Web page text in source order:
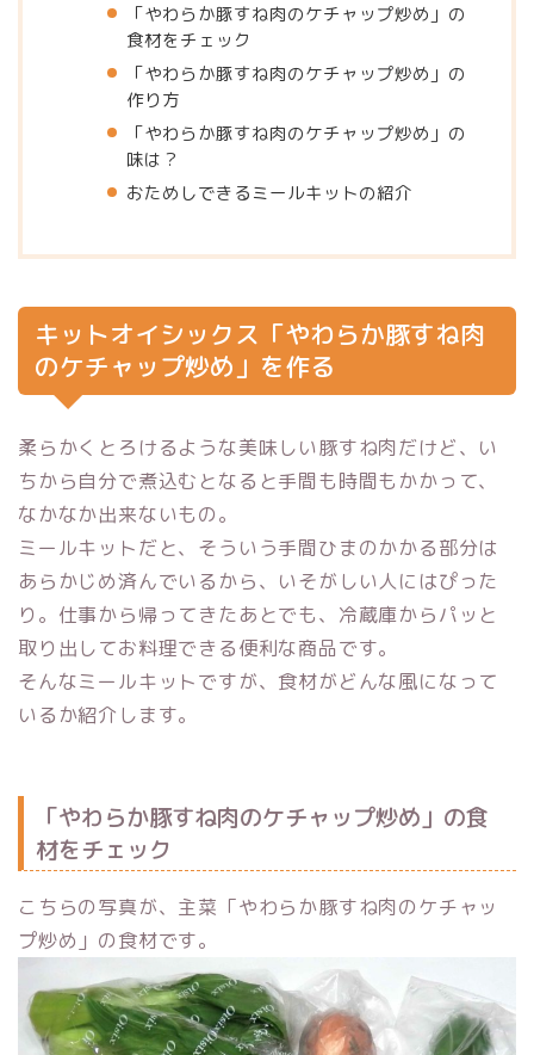
「やわらか豚すね肉のケチャップ炒め」の
食材をチェック
「やわらか豚すね肉のケチャップ炒め」の
作り方
「やわらか豚すね肉のケチャップ炒め」の
味は？
おためしできるミールキットの紹介
キットオイシックス「やわらか豚すね肉
のケチャップ炒め」を作る
柔らかくとろけるような美味しい豚すね肉だけど、い
ちから自分で煮込むとなると手間も時間もかかって、
なかなか出来ないもの。
ミールキットだと、そういう手間ひまのかかる部分は
あらかじめ済んでいるから、いそがしい人にはぴった
り。仕事から帰ってきたあとでも、冷蔵庫からパッと
取り出してお料理できる便利な商品です。
そんなミールキットですが、食材がどんな風になって
いるか紹介します。
「やわらか豚すね肉のケチャップ炒め」の食
材をチェック
こちらの写真が、主菜「やわらか豚すね肉のケチャッ
プ炒め」の食材です。